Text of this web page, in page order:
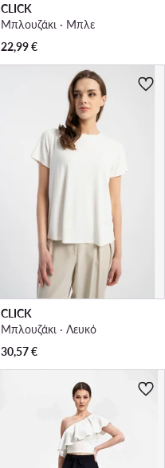
CLICK
Μπλουζάκι · Μπλε
22,99€
CLICK
Μπλουζάκι · Λευκό
30,57€